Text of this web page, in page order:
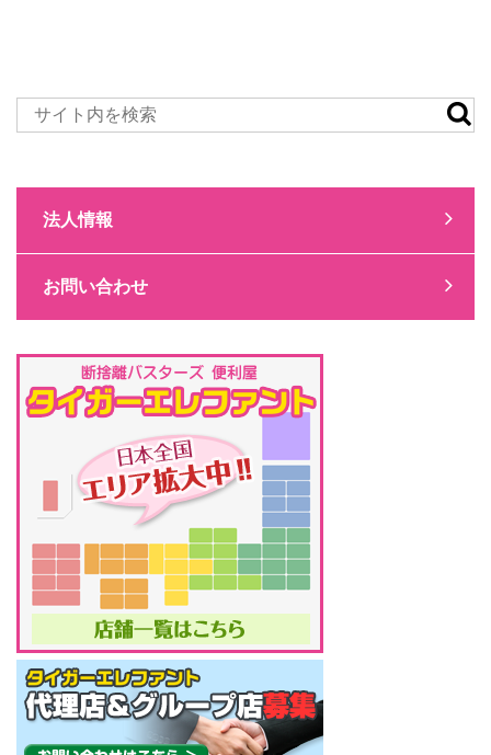
法人情報
お問い合わせ